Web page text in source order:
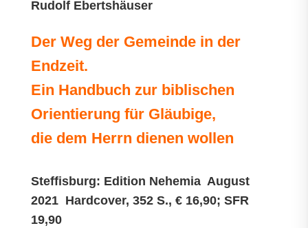
Rudolf Ebertshäuser
Der Weg der Gemeinde in der
Endzeit.
Ein Handbuch zur biblischen
Orientierung für Gläubige,
die dem Herrn dienen wollen
Steffisburg: Edition Nehemia August
2021 Hardcover, 352 S., € 16,90; SFR
19,90